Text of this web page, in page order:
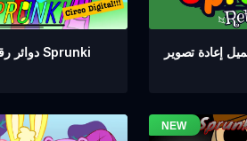
دوائر رقمية من Sprunki